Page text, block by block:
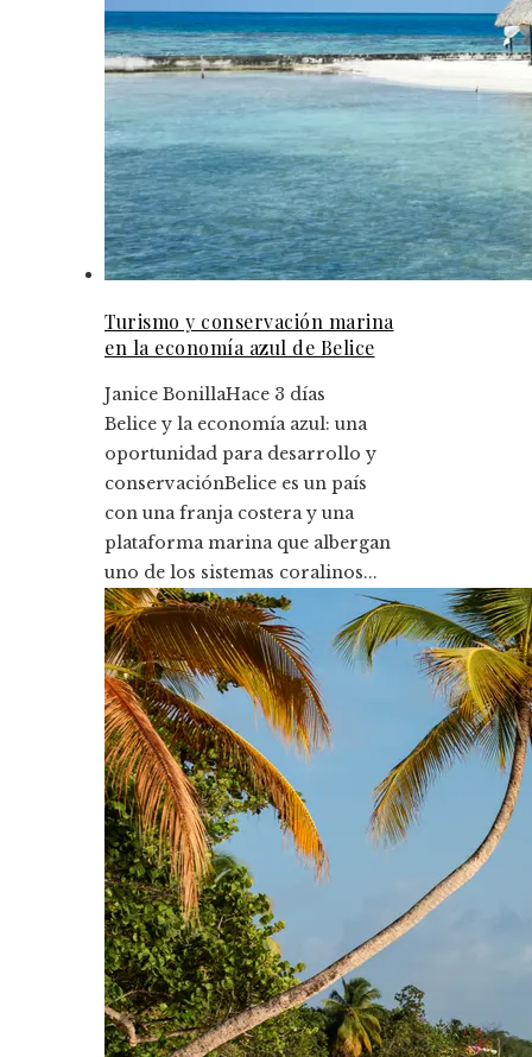
Turismo y conservación marina
en la economía azul de Belice
Janice BonillaHace 3 días
Belice y la economía azul: una
oportunidad para desarrollo y
conservaciónBelice es un país
con una franja costera y una
plataforma marina que albergan
uno de los sistemas coralinos...